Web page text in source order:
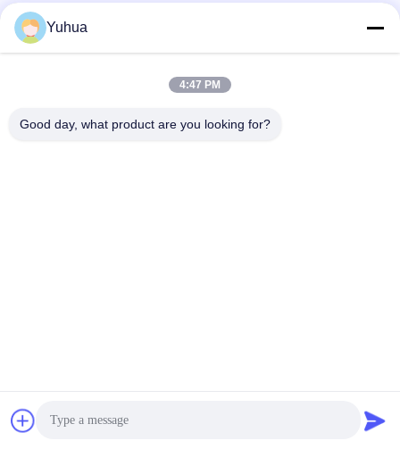
Yuhua
4:47 PM
Good day, what product are you looking for?